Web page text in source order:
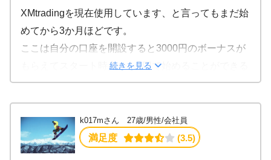
るまで続きます。
なので、自分みたいなお小遣い制のサラリーマン投
資家にとっては、とてもありがたいサービスになっ
と思います。
ですがXMではゼロカットシステムが採用されてお
り、入金していた金額以上の損失が出た場合でも追
加の証拠金の入金が求められるわけではなく、あく
められます。
FX取引では突如大きな価格変動が起こり、証拠金以
XMtradingを現在使用しています、と言ってもまだ始
めてから3か月ほどです。
ここは自分の口座を開設すると3000円のボーナスが
もらえてスタート時点から0円で始めることができる
嬉しいサービスがあります。
この3000円でどのくらいの動きがあるのかを試すこ
とができ今後の参考に勉強できます5000円がなくな
ってもマイナスにならないのでありがたいですね。
ここから今までの動きを考慮して10000円から20000
続きを見る
k017mさん 27歳/男性/会社員
満足度 (3.5)